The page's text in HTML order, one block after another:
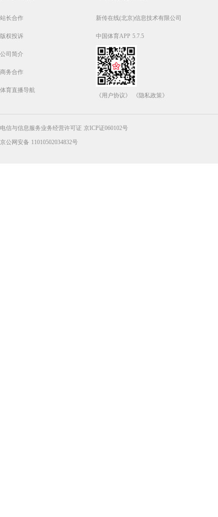
站长合作
版权投诉
公司简介
商务合作
体育直播导航
新传在线(北京)信息技术有限公司
中国体育APP 5.7.5
《用户协议》 《隐私政策》
电信与信息服务业务经营许可证 京ICP证060102号
京公网安备 11010502034832号